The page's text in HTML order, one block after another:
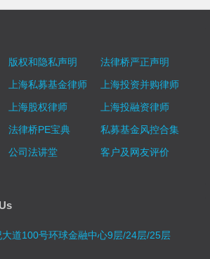
版权和隐私声明
法律桥严正声明
上海私募基金律师
上海投资并购律师
上海股权律师
上海投融资律师
法律桥PE宝典
私募基金风控合集
公司法讲堂
客户及网友评价
道100号环球金融中心9层/24层/25层